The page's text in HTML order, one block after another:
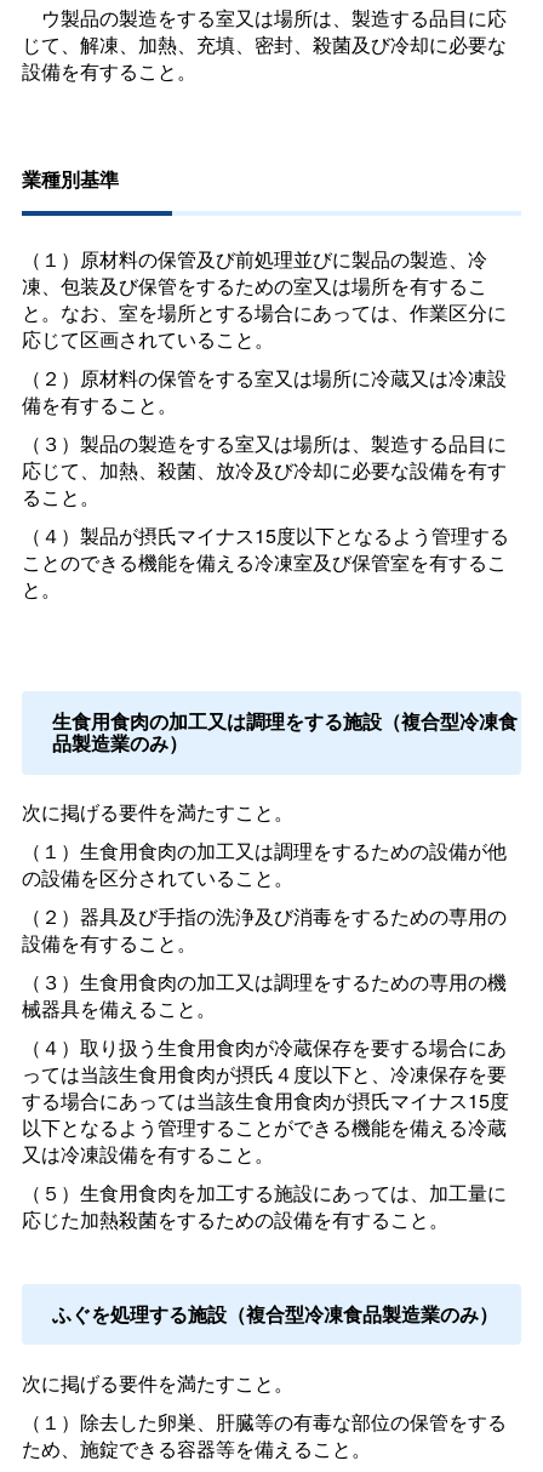
ウ製品の製造をする室又は場所は、製造する品目に応
じて、解凍、加熱、充填、密封、殺菌及び冷却に必要な
設備を有すること。
業種別基準
（１）原材料の保管及び前処理並びに製品の製造、冷
凍、包装及び保管をするための室又は場所を有するこ
と。なお、室を場所とする場合にあっては、作業区分に
応じて区画されていること。
（２）原材料の保管をする室又は場所に冷蔵又は冷凍設
備を有すること。
（３）製品の製造をする室又は場所は、製造する品目に
応じて、加熱、殺菌、放冷及び冷却に必要な設備を有す
ること。
（４）製品が摂氏マイナス15度以下となるよう管理する
ことのできる機能を備える冷凍室及び保管室を有するこ
と。
生食用食肉の加工又は調理をする施設（複合型冷凍食
品製造業のみ）
次に掲げる要件を満たすこと。
（１）生食用食肉の加工又は調理をするための設備が他
の設備を区分されていること。
（２）器具及び手指の洗浄及び消毒をするための専用の
設備を有すること。
（３）生食用食肉の加工又は調理をするための専用の機
械器具を備えること。
（４）取り扱う生食用食肉が冷蔵保存を要する場合にあ
っては当該生食用食肉が摂氏４度以下と、冷凍保存を要
する場合にあっては当該生食用食肉が摂氏マイナス15度
以下となるよう管理することができる機能を備える冷蔵
又は冷凍設備を有すること。
（５）生食用食肉を加工する施設にあっては、加工量に
応じた加熱殺菌をするための設備を有すること。
ふぐを処理する施設（複合型冷凍食品製造業のみ）
次に掲げる要件を満たすこと。
（１）除去した卵巣、肝臓等の有毒な部位の保管をする
ため、施錠できる容器等を備えること。